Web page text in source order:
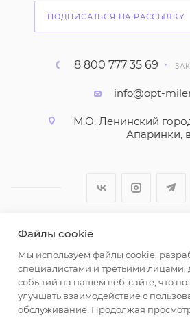
ПОДПИСАТЬСЯ НА РАССЫЛКУ
8 800 777 35 69
info@opt-
М.О, Ленинский
Апаринки,
2026 © ООО "Вайт
Любая информация на сайте
характер и не является
определяемой положениями
Гражданского кодекса
Файлы cookie
Мы используем файлы cookie,
специалистами и третьими лицами,
событий на нашем веб-сайте, что
улучшать взаимодействие с
обслуживание. Продолжая